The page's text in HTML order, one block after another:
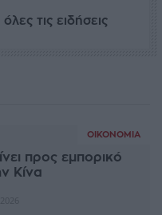
τις ειδήσεις
ΟΙΚΟΝΟΜΊΑ
προς εμπορικό
Κίνα